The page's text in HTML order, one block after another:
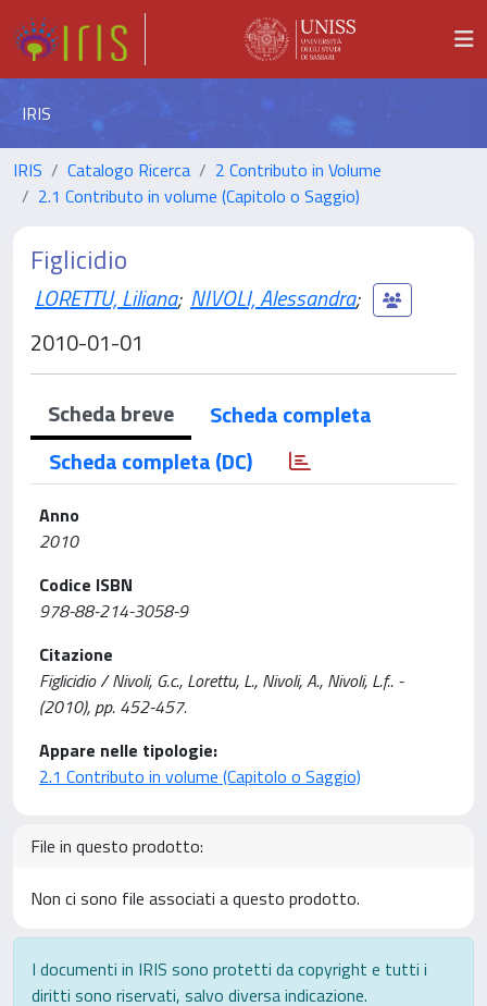
IRIS
IRIS Catalogo Ricerca
2 Contributo in Volume
2.1 Contributo in volume (Capitolo o Saggio)
Figlicidio
LORETTU, Liliana; NIVOLI, Alessandra;
2010-01-01
Scheda breve
Scheda completa
Scheda completa (DC)
Anno
2010
Codice ISBN
978-88-214-3058-9
Citazione
Figlicidio / Nivoli, G.c., Lorettu, L., Nivoli, A., Nivoli, L.f.. -
(2010), pp. 452-457.
Appare nelle tipologie:
2.1 Contributo in volume (Capitolo o Saggio)
File in questo prodotto:
Non ci sono file associati a questo prodotto.
I documenti in IRIS sono protetti da copyright e tutti i
diritti sono riservati, salvo diversa indicazione.